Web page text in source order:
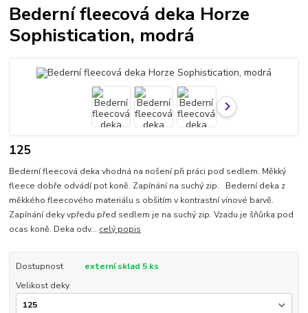
Bederní fleecová deka Horze
Sophistication, modrá
125
Bederní fleecová deka vhodná na nošení při práci pod sedlem. Měkký
fleece dobře odvádí pot koně. Zapínání na suchý zip. Bederní deka z
měkkého fleecového materiálu s obšitím v kontrastní vínové barvě.
Zapínání deky vpředu před sedlem je na suchý zip. Vzadu je šňůrka pod
ocas koně. Deka odv... celý popis
Dostupnost
externí sklad 5 ks
Velikost deky